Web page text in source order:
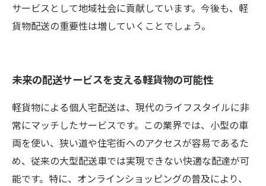
サービスとして地域社会に貢献しています。今後も、軽
貨物配送の重要性は増していくことでしょう。
未来の配送サービスを支える軽貨物の可能性
軽貨物による個人宅配送は、現代のライフスタイルに非
常にマッチしたサービスです。この業界では、小型の車
両を使い、狭い道や住宅街へのアクセスが容易であるた
め、従来の大型配送車では実現できない快適な配達が可
能です。特に、オンラインショッピングの普及により、